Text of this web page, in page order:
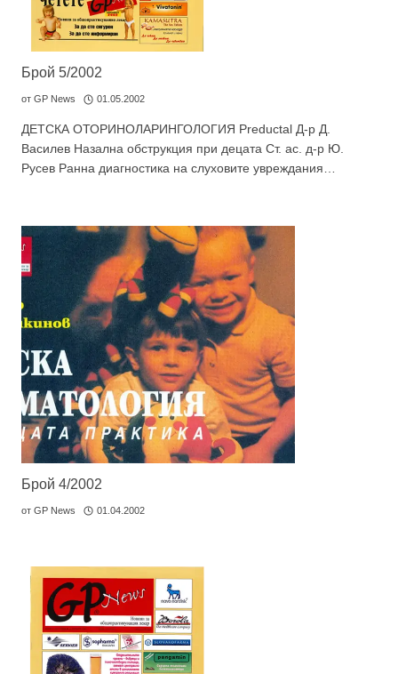
Брой 5/2002
от GP News 01.05.2002
ДЕТСКА ОТОРИНОЛАРИНГОЛОГИЯ Preductal Д-р Д.
Василев Назална обструкция при децата Ст. ас. д-р Ю.
Русев Ранна диагностика на слуховите увреждания…
Брой 4/2002
от GP News 01.04.2002
GPNews
НОВИНИ ЗА ОБЩОПРАКТИКУВАЩИЯ ЛЕКАР